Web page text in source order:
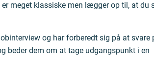
meget klassiske men lægger op til, at du
og har forberedt sig på at svare
beder dem om at tage udgangspunkt i en